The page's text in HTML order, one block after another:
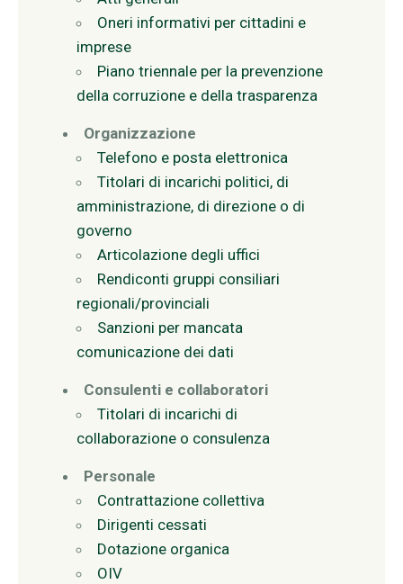
Oneri informativi per cittadini e
imprese
Piano triennale per la prevenzione
della corruzione e della trasparenza
Organizzazione
Telefono e posta elettronica
Titolari di incarichi politici, di
amministrazione, di direzione o di
governo
Articolazione degli uffici
Rendiconti gruppi consiliari
regionali/provinciali
Sanzioni per mancata
comunicazione dei dati
Consulenti e collaboratori
Titolari di incarichi di
collaborazione o consulenza
Personale
Contrattazione collettiva
Dirigenti cessati
Dotazione organica
OIV